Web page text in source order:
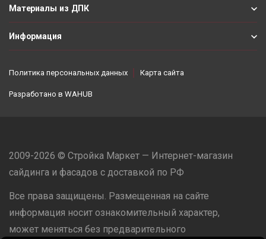
Материалы из ДПК
Информация
Политика персональных данных Карта сайта
Разработано в WAHUB
2009-2026 © Стройка Маркет — Интернет-магазин
сайдинга и фасадов с доставкой по РФ
Все права защищены. Размещенная на сайте
информация носит ознакомительный характер,
может меняться без предварительного